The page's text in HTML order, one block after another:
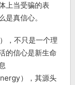
上当受骗的表
真信心。
，不只是一个理
的信心是新生命
），其源头